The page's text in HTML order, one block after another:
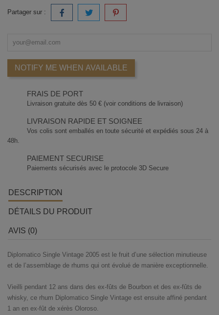
Partager sur :
NOTIFY ME WHEN AVAILABLE
FRAIS DE PORT
Livraison gratuite dès 50 € (voir conditions de livraison)
LIVRAISON RAPIDE ET SOIGNEE
Vos colis sont emballés en toute sécurité et expédiés sous 24 à
48h.
PAIEMENT SECURISE
Paiements sécurisés avec le protocole 3D Secure
DESCRIPTION
DÉTAILS DU PRODUIT
AVIS (0)
Diplomatico Single Vintage 2005 est le fruit d’une sélection minutieuse
et de l’assemblage de rhums qui ont évolué de manière exceptionnelle.
Vieilli pendant 12 ans dans des ex-fûts de Bourbon et des ex-fûts de
whisky, ce rhum Diplomatico Single Vintage est ensuite affiné pendant
1 an en ex-fût de xérès Oloroso.